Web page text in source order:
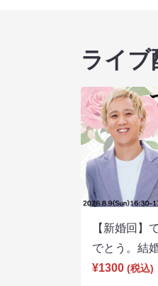
ライブ
【新婚回】
でとう。結
¥1300 (税込)